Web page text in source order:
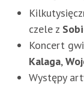
czele z
Koncert
Kalaga,
Występy